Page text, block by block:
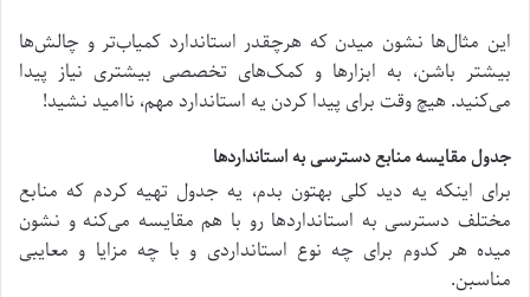
این مثال‌ها نشون میدن که هرچقدر استاندارد کمیاب‌تر و چالش‌ها
بیشتر باشن، به ابزارها و کمک‌های تخصصی بیشتری نیاز پیدا
می‌کنید. هیچ وقت برای پیدا کردن یه استاندارد مهم، ناامید نشید!
جدول مقایسه منابع دسترسی به استانداردها
برای اینکه یه دید کلی بهتون بدم، یه جدول تهیه کردم که منابع
مختلف دسترسی به استانداردها رو با هم مقایسه می‌کنه و نشون
میده هر کدوم برای چه نوع استانداردی و با چه مزایا و معایبی
مناسبن.